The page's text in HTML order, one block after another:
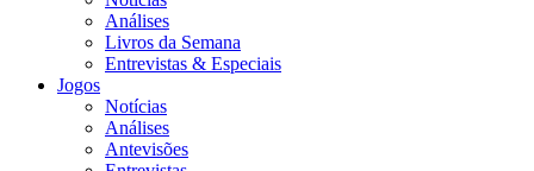
Análises
Livros da Semana
Entrevistas & Especiais
Jogos
Notícias
Análises
Antevisões